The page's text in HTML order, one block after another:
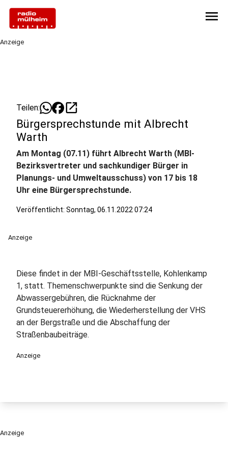
menu
Anzeige
Teilen: open_in_new
Bürgersprechstunde mit Albrecht
Warth
Am Montag (07.11) führt Albrecht Warth (MBI-
Bezirksvertreter und sachkundiger Bürger in
Planungs- und Umweltausschuss) von 17 bis 18
Uhr eine Bürgersprechstunde.
Veröffentlicht: Sonntag, 06.11.2022 07:24
Anzeige
Diese findet in der MBI-Geschäftsstelle, Kohlenkamp
1, statt. Themenschwerpunkte sind die Senkung der
Abwassergebühren, die Rücknahme der
Grundsteuererhöhung, die Wiederherstellung der VHS
an der Bergstraße und die Abschaffung der
Straßenbaubeiträge.
Anzeige
Anzeige